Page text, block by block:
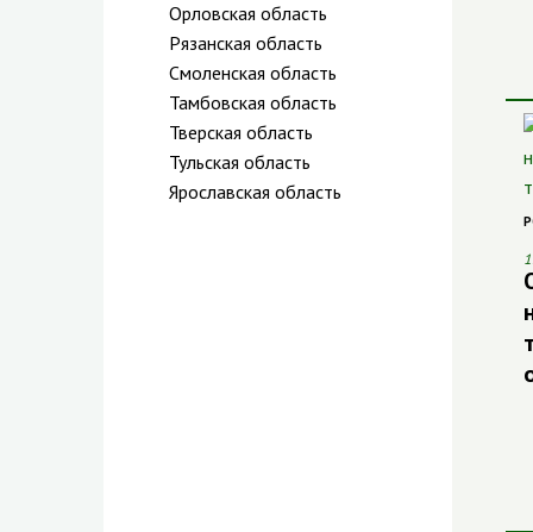
Орловская область
Рязанская область
Смоленская область
Тамбовская область
Тверская область
Тульская область
Ярославская область